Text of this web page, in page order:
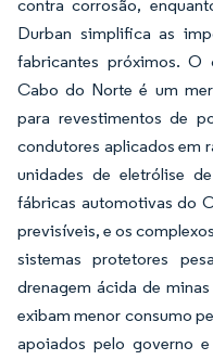
contra corrosão,
Durban simplifica as
fabricantes próximos. O
Cabo do Norte é um
para revestimentos de
condutores aplicados em
unidades de eletrólise
fábricas automotivas do
previsíveis, e os
sistemas protetores
drenagem ácida de
exibam menor consumo
apoiados pelo governo